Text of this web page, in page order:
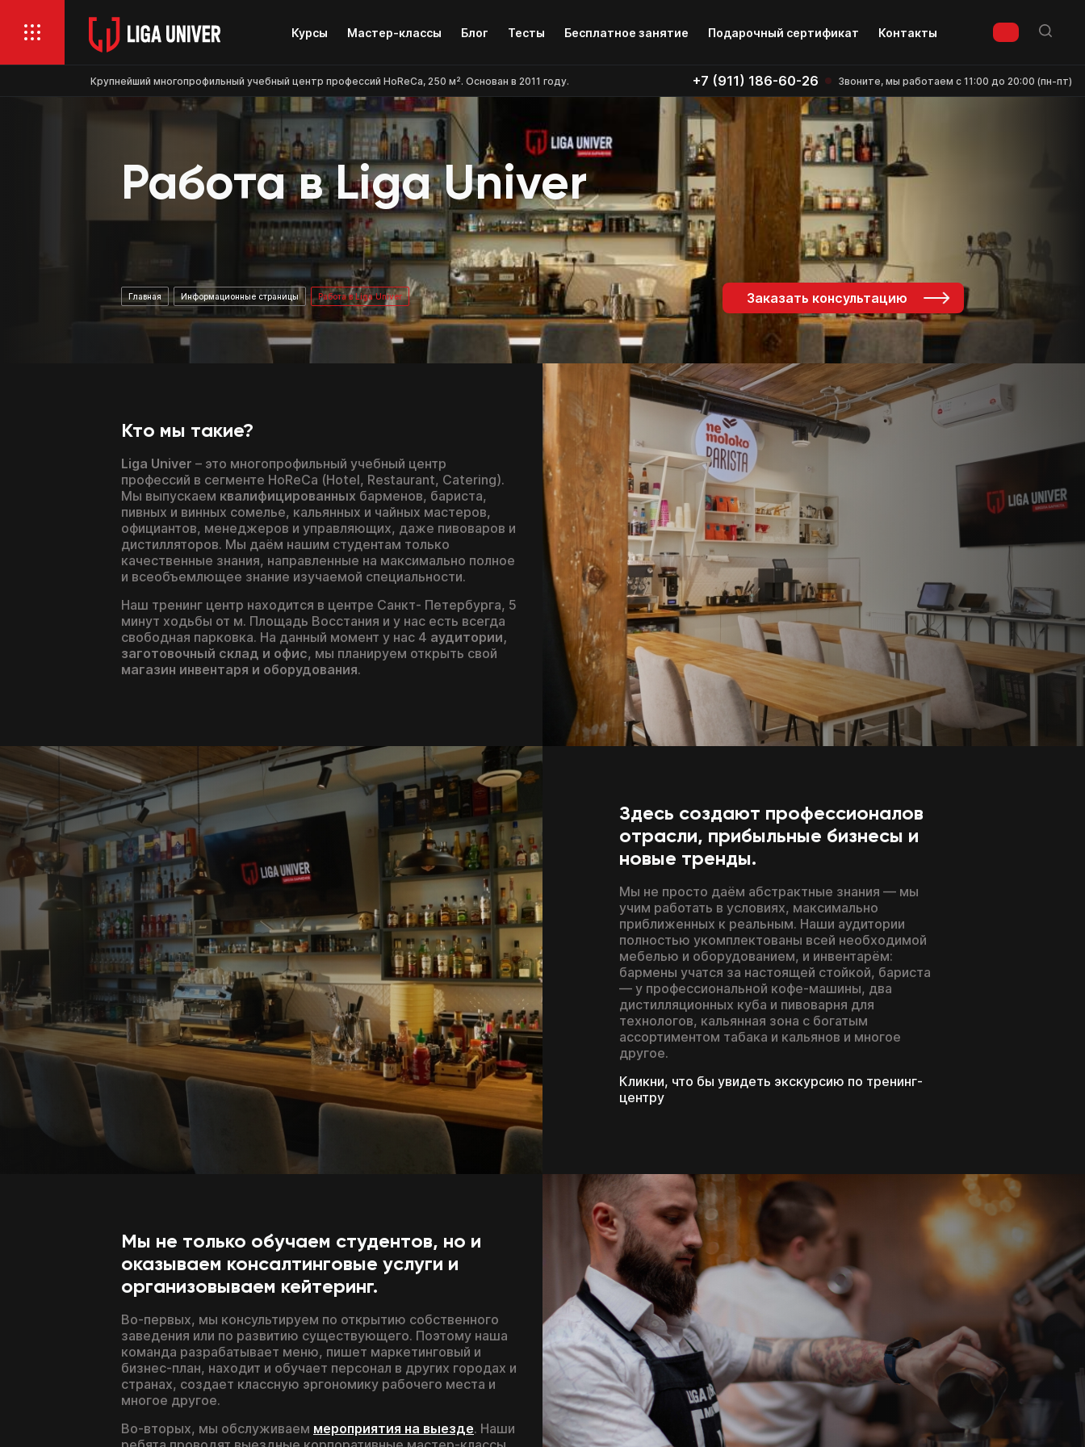
Курсы Мастер-классы Блог Тесты Бесплатное занятие Подарочный сертификат Контакты
Крупнейший многопрофильный учебный центр профессий HoReCa, 250 м². Основан в 2011 году. +7 (911) 186-60-26 Звоните, мы работаем с 11:00 до 20:00 (пн-пт)
Работа в Liga Univer
Главная Информационные страницы Работа в Liga Univer Заказать консультацию
Кто мы такие?
Liga Univer – это многопрофильный учебный центр
профессий в сегменте HoReCa (Hotel, Restaurant, Catering).
Мы выпускаем квалифицированных барменов, бариста,
пивных и винных сомелье, кальянных и чайных мастеров,
официантов, менеджеров и управляющих, даже пивоваров и
дистилляторов. Мы даём нашим студентам только
качественные знания, направленные на максимально полное
и всеобъемлющее знание изучаемой специальности.
Наш тренинг центр находится в центре Санкт- Петербурга, 5
минут ходьбы от м. Площадь Восстания и у нас есть всегда
свободная парковка. На данный момент у нас 4 аудитории,
заготовочный склад и офис, мы планируем открыть свой
магазин инвентаря и оборудования.
Здесь создают профессионалов
отрасли, прибыльные бизнесы и
новые тренды.
Мы не просто даём абстрактные знания — мы
учим работать в условиях, максимально
приближенных к реальным. Наши аудитории
полностью укомплектованы всей необходимой
мебелью и оборудованием, и инвентарём:
бармены учатся за настоящей стойкой, бариста
— у профессиональной кофе-машины, два
дистилляционных куба и пивоварня для
технологов, кальянная зона с богатым
ассортиментом табака и кальянов и многое
другое.
Кликни, что бы увидеть экскурсию по тренинг-
центру
Мы не только обучаем студентов, но и
оказываем консалтинговые услуги и
организовываем кейтеринг.
Во-первых, мы консультируем по открытию собственного
заведения или по развитию существующего. Поэтому наша
команда разрабатывает меню, пишет маркетинговый и
бизнес-план, находит и обучает персонал в других городах и
странах, создает классную эргономику рабочего места и
многое другое.
Во-вторых, мы обслуживаем мероприятия на выезде. Наши